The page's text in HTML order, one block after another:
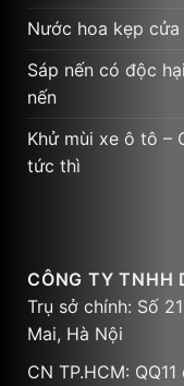
Nước hoa kẹp
Sáp nến có độc
nến
Khử mùi xe ô tô –
tức thì
CÔNG TY TNHH
Trụ sở chính: Số
Mai, Hà Nội
CN TP.HCM: